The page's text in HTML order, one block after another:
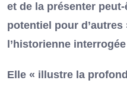
et de la présenter
potentiel pour d’autres
l’historienne interrogée
Elle « illustre la